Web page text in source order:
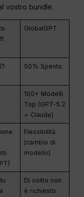
vostro bundle.
GlobalGPT
50% Spento
100+ Modelli
Top (GPT-5.2
+ Claude)
Flessibilità
(cambio di
modello)
Di solito non
è richiesto